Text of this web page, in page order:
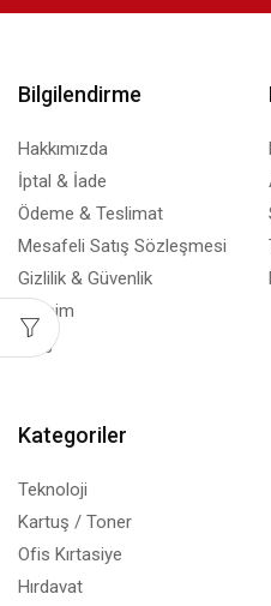
Bilgilendirme
Hakkımızda
İptal & İade
Ödeme & Teslimat
Mesafeli Satış Sözleşmesi
Gizlilik & Güvenlik
İletişim
Blog
Kategoriler
Teknoloji
Kartuş / Toner
Ofis Kırtasiye
Hırdavat